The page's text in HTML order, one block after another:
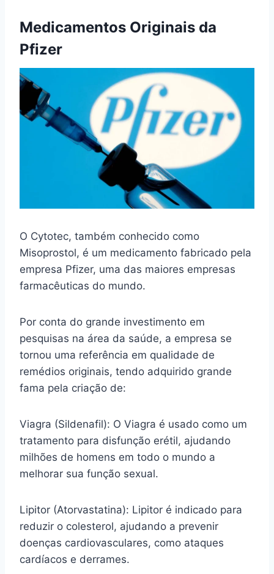
Medicamentos Originais da
Pfizer
O Cytotec, também conhecido como
Misoprostol, é um medicamento fabricado pela
empresa Pfizer, uma das maiores empresas
farmacêuticas do mundo.
Por conta do grande investimento em
pesquisas na área da saúde, a empresa se
tornou uma referência em qualidade de
remédios originais, tendo adquirido grande
fama pela criação de:
Viagra (Sildenafil): O Viagra é usado como um
tratamento para disfunção erétil, ajudando
milhões de homens em todo o mundo a
melhorar sua função sexual.
Lipitor (Atorvastatina): Lipitor é indicado para
reduzir o colesterol, ajudando a prevenir
doenças cardiovasculares, como ataques
cardíacos e derrames.